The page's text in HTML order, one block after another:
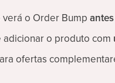
verá o Order Bump
adicionar o produto com
ofertas